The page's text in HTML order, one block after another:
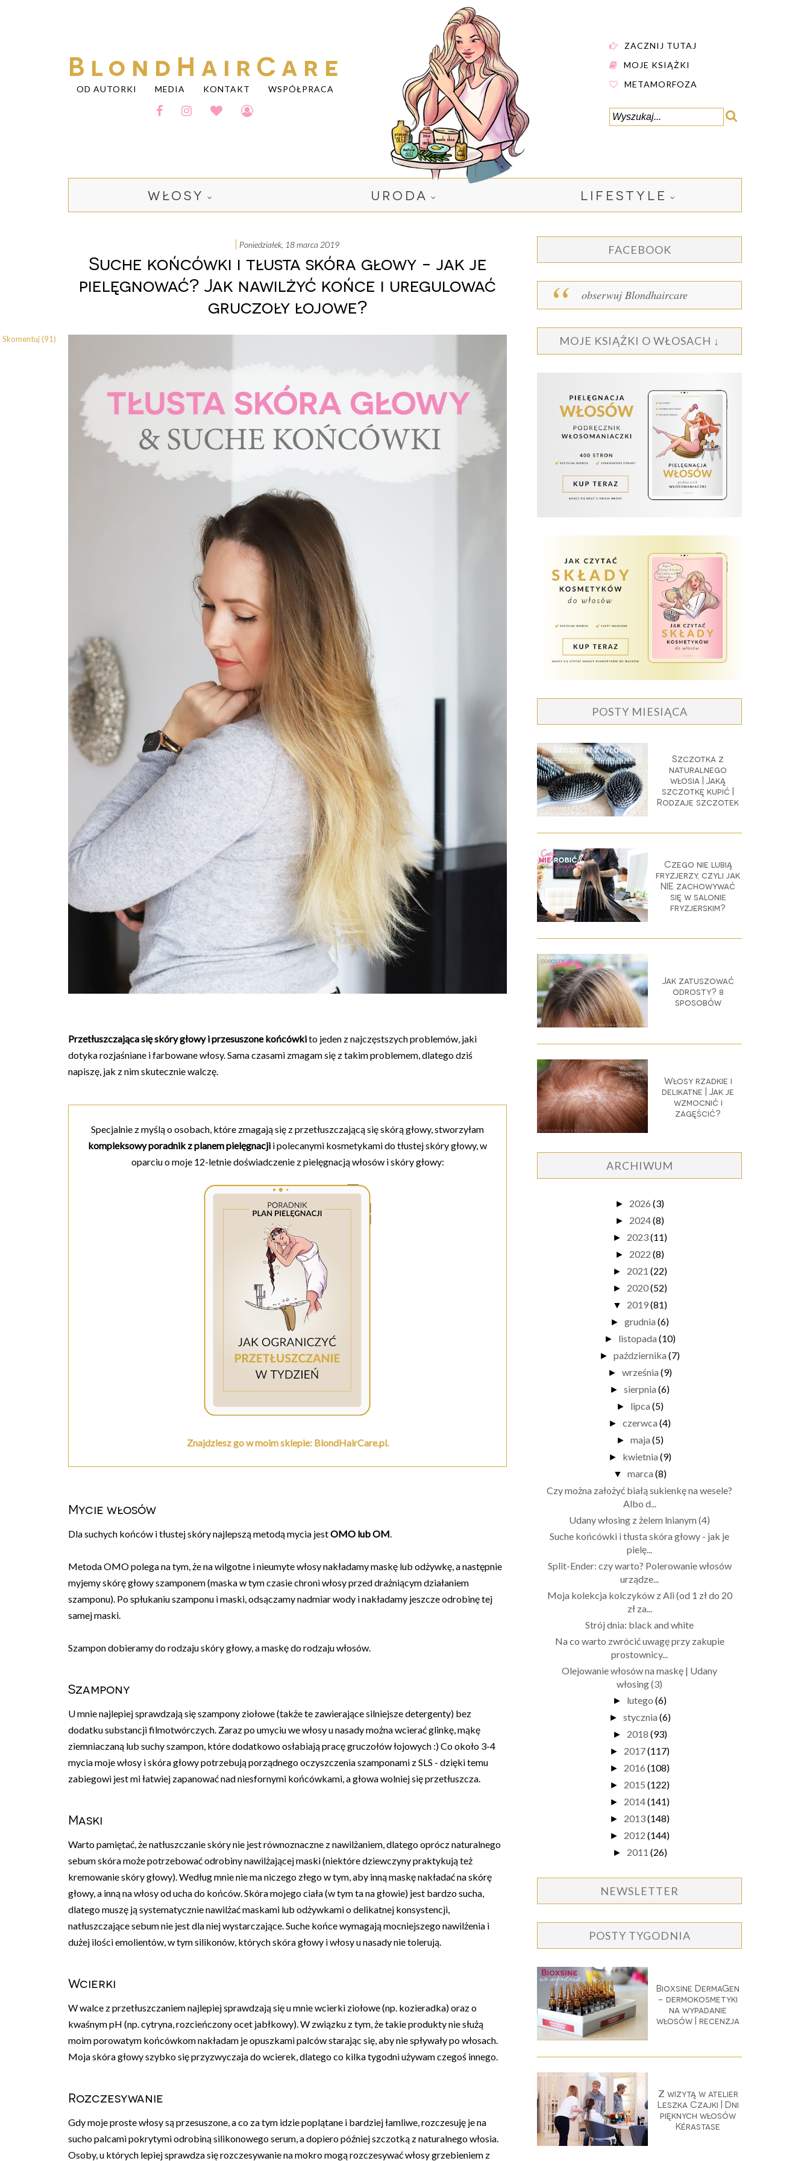
BlondHairCare
OD AUTORKI MEDIA KONTAKT WSPÓŁPRACA
ZACZNIJ TUTAJ
MOJE KSIĄŻKI
METAMORFOZA
WŁOSY URODA LIFESTYLE
poniedziałek, 18 marca 2019
Suche końcówki i tłusta skóra głowy - jak je
pielęgnować? Jak nawilżyć końce i uregulować
gruczoły łojowe?
Przetłuszczająca się skóry głowy i przesuszone końcówkito jeden z najczęstszych problemów, jaki
dotyka rozjaśniane i farbowane włosy. Sama czasami zmagam się z takim problemem, dlatego dziś
napiszę, jak z nim skutecznie walczę.
Specjalnie z myślą o osobach, które zmagają się z przetłuszczającą się skórą głowy, stworzyłam
kompleksowy poradnik z planem pielęgnacji i polecanymi kosmetykami do tłustej skóry głowy, w
oparciu o moje 12-letnie doświadczenie z pielęgnacją włosów i skóry głowy:
Znajdziesz go w moim sklepie: BlondHairCare.pl.
Mycie włosów
Dla suchych końców i tłustej skóry najlepszą metodą mycia jestOMO lub OM
Metoda OMO polega na tym, że na wilgotne i nieumyte włosy nakładamy maskę lub odżywkę, a następnie
myjemy skórę głowy szamponem (maska w tym czasie chroni włosy przed drażniącym działaniem
szamponu). Po spłukaniu szamponu i maski, odsączamy nadmiar wody i nakładamy jeszcze odrobinę tej
samej maski.
Szampon dobieramy do rodzaju skóry głowy, a maskę do rodzaju włosów.
Szampony
U mnie najlepiej sprawdzają się szampony ziołowe (także te zawierające silniejsze detergenty) bez
dodatku substancji filmotwórczych. Zaraz po umyciu we włosy u nasady można wcierać glinkę, mąkę
ziemniaczaną lub suchy szampon, które dodatkowo osłabiają pracę gruczołów łojowych :) Co około 3-4
mycia moje włosy i skóra głowy potrzebują porządnego oczyszczenia szamponami z SLS - dzięki temu
zabiegowi jest mi łatwiej zapanować nad niesfornymi końcówkami, a głowa wolniej się przetłuszcza.
Maski
Warto pamiętać, że natłuszczanie skóry nie jest równoznaczne z nawilżaniem, dlatego oprócz naturalnego
sebum skóra może potrzebować odrobiny nawilżającej maski (niektóre dziewczyny praktykują też
kremowanie skóry głowy). Według mnie nie ma niczego złego w tym, aby inną maskę nakładać na skórę
głowy, a inną na włosy od ucha do końców. Skóra mojego ciała (w tym ta na głowie) jest bardzo sucha,
dlatego muszę ją systematycznie nawilżać maskami lub odżywkami o delikatnej konsystencji,
natłuszczające sebum nie jest dla niej wystarczające. Suche końce wymagają mocniejszego nawilżenia i
dużej ilości emolientów, w tym silikonów, których skóra głowy i włosy u nasady nie tolerują.
Wcierki
W walce z przetłuszczaniem najlepiej sprawdzają się u mnie wcierki ziołowe (np. kozieradka) oraz o
kwaśnym pH (np. cytryna, rozcieńczony ocet jabłkowy). W związku z tym, że takie produkty nie służą
moim porowatym końcówkom nakładam je opuszkami palców starając się, aby nie spływały po włosach.
Moja skóra głowy szybko się przyzwyczaja do wcierek, dlatego co kilka tygodni używam czegoś innego.
Rozczesywanie
Gdy moje proste włosy są przesuszone, a co za tym idzie poplątane i bardziej łamliwe, rozczesuję je na
sucho palcami pokrytymi odrobiną silikonowego serum, a dopiero później szczotką z naturalnego włosia.
Osoby, u których lepiej sprawdza się rozczesywanie na mokro mogą rozczesywać włosy grzebieniem z
Skomentuj (91)
FACEBOOK
obserwuj Blondhaircare
MOJE KSIĄŻKI O WŁOSACH ↓
POSTY MIESIĄCA
Szczotka z
naturalnego
włosia | Jaką
szczotkę kupić |
Rodzaje szczotek
Czego nie lubią
fryzjerzy, czyli jak
NIE zachowywać
się w salonie
fryzjerskim?
Jak zatuszować
odrosty? 8
sposobów
Włosy rzadkie i
delikatne | Jak je
wzmocnić i
zagęścić?
ARCHIWUM
► 2026 (3)
► 2024(8)
► 2023(11)
► 2022 (8)
► 2021 (22)
► 2020(52)
▼ 2019(81)
► grudnia (6)
► listopada (10)
► października (7)
► września (9)
► sierpnia (6)
► lipca (5)
► czerwca (4)
► maja (5)
► kwietnia (9)
▼ marca (8)
Czy można założyć białą sukienkę na wesele?
Albo d...
Udany włosing z żelem lnianym (4)
Suche końcówki i tłusta skóra głowy - jak je
pielę...
Split-Ender: czy warto? Polerowanie włosów
urządze...
Moja kolekcja kolczyków z Ali (od 1 zł do 20
zł za...
Strój dnia: black and white
Na co warto zwrócić uwagę przy zakupie
prostownicy...
Olejowanie włosów na maskę | Udany
włosing (3)
► lutego (6)
► stycznia (6)
► 2018 (93)
► 2017(117)
► 2016 (108)
► 2015 (122)
► 2014(141)
► 2013(148)
► 2012 (144)
► 2011 (26)
NEWSLETTER
POSTY TYGODNIA
Bioxsine DermaGen
- dermokosmetyki
na wypadanie
włosów | recenzja
Z wizytą w atelier
Leszka Czajki | Dni
pięknych włosów
Kérastase